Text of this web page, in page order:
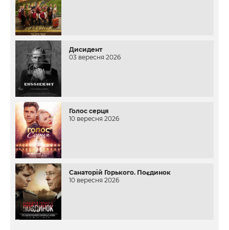
Дисидент
03 вересня 2026
Голос серця
10 вересня 2026
Санаторій Горького. Поєдинок
10 вересня 2026